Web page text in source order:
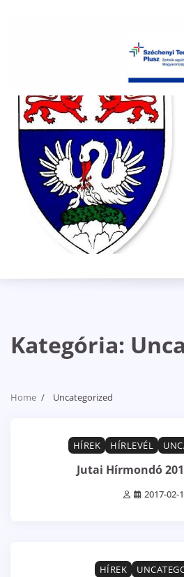
content
Kategória:
Home Uncategorized
HÍREK
HÍRLEVÉL
Jutai Hírmondó
2017-02-
HÍREK